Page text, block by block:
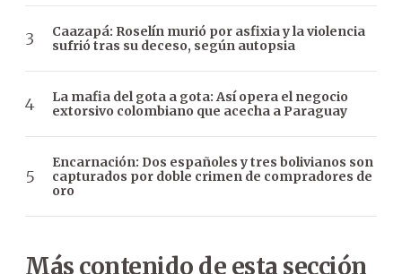
Caazapá: Roselín murió por asfixia y la violencia
sufrió tras su deceso, según autopsia
La mafia del gota a gota: Así opera el negocio
extorsivo colombiano que acecha a Paraguay
Encarnación: Dos españoles y tres bolivianos son
capturados por doble crimen de compradores de
oro
Más contenido de esta sección